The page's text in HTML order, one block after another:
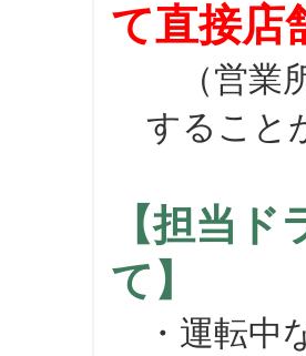
て直接店
（営業
すること
【担当
て】
・運転中